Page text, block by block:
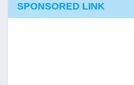
SPONSORED LINK